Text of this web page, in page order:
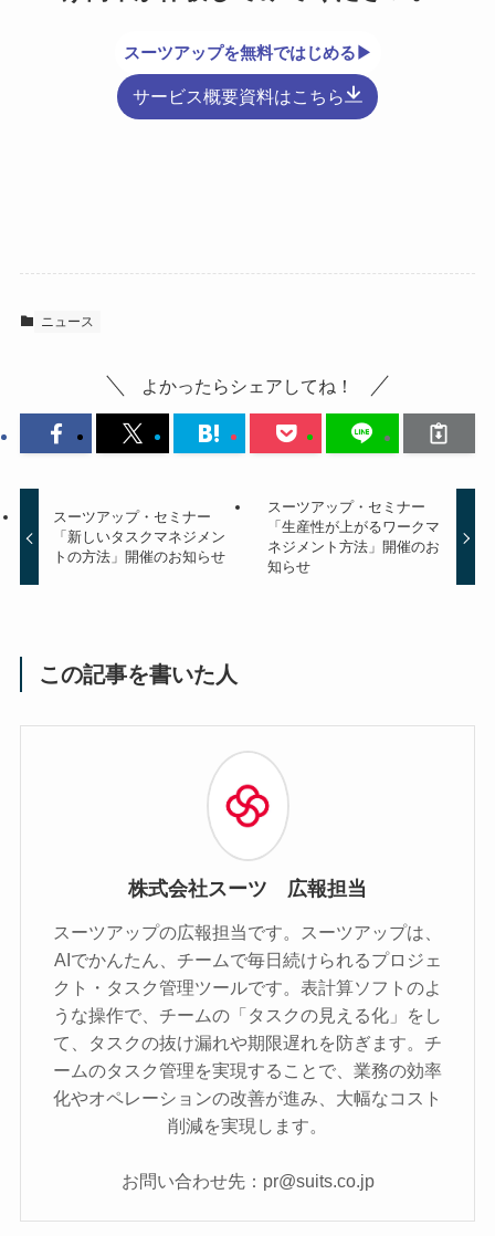
スーツアップを無料ではじめる▶
サービス概要資料はこちら
ニュース
よかったらシェアしてね！
スーツアップ・セミナー
「新しいタスクマネジメン
トの方法」開催のお知らせ
スーツアップ・セミナー
「生産性が上がるワークマ
ネジメント方法」開催のお
知らせ
この記事を書いた人
株式会社スーツ 広報担当
スーツアップの広報担当です。スーツアップは、
AIでかんたん、チームで毎日続けられるプロジェ
クト・タスク管理ツールです。表計算ソフトのよ
うな操作で、チームの「タスクの見える化」をし
て、タスクの抜け漏れや期限遅れを防ぎます。チ
ームのタスク管理を実現することで、業務の効率
化やオペレーションの改善が進み、大幅なコスト
削減を実現します。
お問い合わせ先：pr@suits.co.jp